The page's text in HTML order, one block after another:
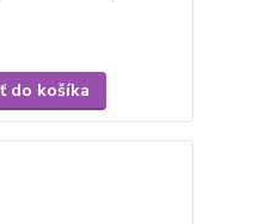
do košíka